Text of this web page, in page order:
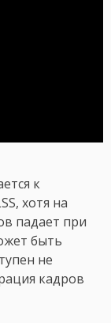
к
хотя на
падает при
быть
не
кадров